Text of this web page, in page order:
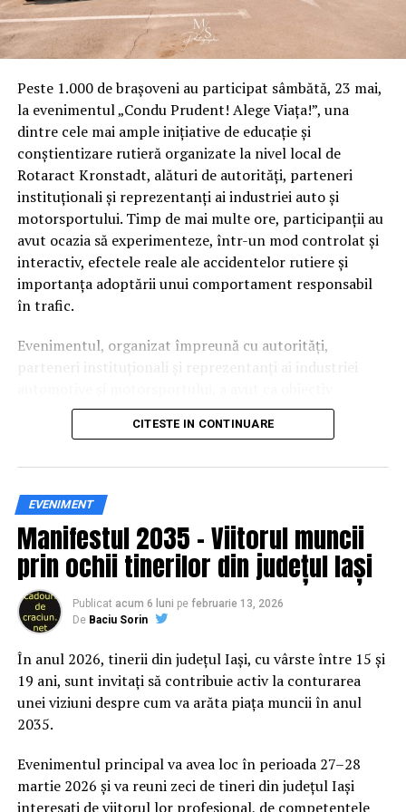
Solicitanţii acestor gratuităţi au dat şi dovadă de
neseriozitate. Până la finalul anului trecut, aproape
jumătate dintre terenurile împărţit tinerilor de
primăriile din Tulcea, mai exact 397 de loturi, au fost
returnate, deoarece beneficiarii nu au fost în stare să
înceapă construcţia în decurs de un an, după cum
specifică legea 15/2003.
Doar în ultimii doi ani, autorităţile locale din acest judeţ
au înregistrat de aproape 14 ori mai multe cereri faţă de
numărul terenurilor acordate. În 2016 şi 2017 au
beneficiat de teren gratuit 98 de tineri şi au solicitat un
astfel de beneficiu 1.360 de persoane. Durata medie de
soluţionare favorabilă a cererilor este cuprinsă între 30
Capital Prefectura judeţului Tulcea.
Peste 1.000 de brașoveni au participat sâmbătă, 23 mai,
la evenimentul „Condu Prudent! Alege Viața!”, una
dintre cele mai ample inițiative de educație și
conștientizare rutieră organizate la nivel local de
Rotaract Kronstadt, alături de autorități, parteneri
instituționali și reprezentanți ai industriei auto și
motorsportului. Timp de mai multe ore, participanții au
avut ocazia să experimenteze, într-un mod controlat și
interactiv, efectele reale ale accidentelor rutiere și
importanța adoptării unui comportament responsabil
în trafic.
Evenimentul, organizat împreună cu autorități,
parteneri instituționali și reprezentanți ai industriei
principal transformarea prevenției într-o experiență
practică și accesibilă publicului larg.
Siguranța rutieră, adusă mai
aproape de comunitate
Datele privind accidentele rutiere din România continuă
să evidențieze necesitatea unor inițiative de educație și
prevenție. În 2025, peste 3.000 de persoane au fost
rănite grav în accidente rutiere, iar mai mult de 1.300 și-
au pierdut viața pe șoselele din țară.
În acest context, campania „Condu Prudent! Alege
Viața!” își propune să transforme informația teoretică
într-o experiență directă, prin simulări și demonstrații
care îi ajută pe participanți să înțeleagă concret
impactul deciziilor luate în trafic.
CITESTE IN CONTINUARE
EVENIMENT
Manifestul 2035 – Viitorul muncii
prin ochii tinerilor din județul Iași
Publicat acum 6 luni pe februarie 13, 2026
De Baciu Sorin
În anul 2026, tinerii din județul Iași, cu vârste între 15 și
19 ani, sunt invitați să contribuie activ la conturarea
unei viziuni despre cum va arăta piața muncii în anul
2035.
Evenimentul principal va avea loc în perioada 27–28
martie 2026 și va reuni zeci de tineri din județul Iași
interesați de viitorul lor profesional, de competențele